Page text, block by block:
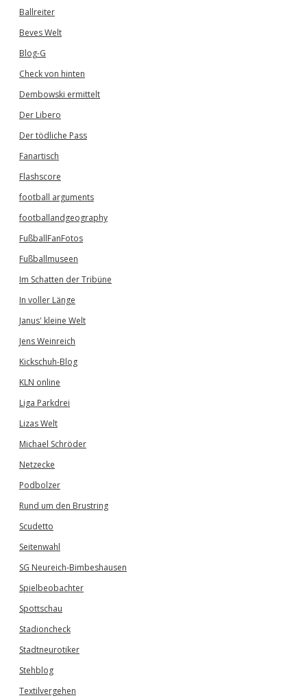
Ballreiter
Beves Welt
Blog-G
Check von hinten
Dembowski ermittelt
Der Libero
Der tödliche Pass
Fanartisch
Flashscore
football arguments
footballandgeography
FußballFanFotos
Fußballmuseen
Im Schatten der Tribüne
In voller Länge
Janus' kleine Welt
Jens Weinreich
Kickschuh-Blog
KLN online
Liga Parkdrei
Lizas Welt
Michael Schröder
Netzecke
Podbolzer
Rund um den Brustring
Scudetto
Seitenwahl
SG Neureich-Bimbeshausen
Spielbeobachter
Spottschau
Stadioncheck
Stadtneurotiker
Stehblog
Textilvergehen